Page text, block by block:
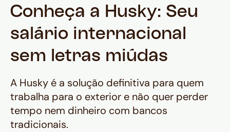
Conheça a Husky: Seu
salário internacional
sem letras miúdas
A Husky é a solução definitiva para quem
trabalha para o exterior e não quer perder
tempo nem dinheiro com bancos
tradicionais.